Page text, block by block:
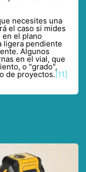
necesites una
el caso si mides
en el plano
ligera pendiente
Algunos
en el vial, que
o "grado",
de proyectos. [11]